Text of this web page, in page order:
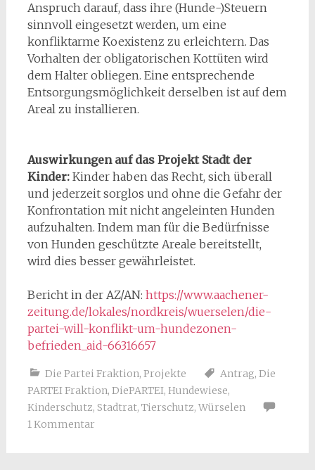
Anspruch darauf, dass ihre (Hunde-)Steuern
sinnvoll eingesetzt werden, um eine
konfliktarme Koexistenz zu erleichtern. Das
Vorhalten der obligatorischen Kottüten wird
dem Halter obliegen. Eine entsprechende
Entsorgungsmöglichkeit derselben ist auf dem
Areal zu installieren.
Auswirkungen auf das Projekt Stadt der
Kinder:Kinder haben das Recht, sich überall
und jederzeit sorglos und ohne die Gefahr der
Konfrontation mit nicht angeleinten Hunden
aufzuhalten. Indem man für die Bedürfnisse
von Hunden geschützte Areale bereitstellt,
wird dies besser gewährleistet.
Bericht in der AZ/AN: https://www.aachener-
zeitung.de/lokales/nordkreis/wuerselen/die-
partei-will-konflikt-um-hundezonen-
befrieden_aid-66316657
Die Partei Fraktion, Projekte Antrag, Die
PARTEI Fraktion, DiePARTEI, Hundewiese,
Kinderschutz, Stadtrat, Tierschutz, Würselen
1 Kommentar